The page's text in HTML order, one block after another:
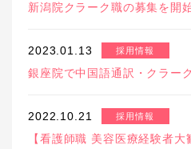
新潟院クラーク職の募集を開
2023.01.13 採用情報
銀座院で中国語通訳・クラー
2022.10.21 採用情報
【看護師職 美容医療経験者